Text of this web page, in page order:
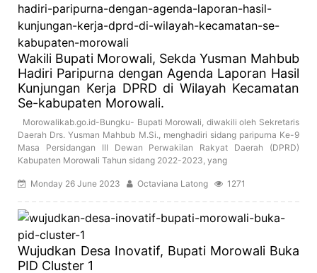
Wakili Bupati Morowali, Sekda Yusman Mahbub
Hadiri Paripurna dengan Agenda Laporan Hasil
Kunjungan Kerja DPRD di Wilayah Kecamatan
Se-kabupaten Morowali.
Morowalikab.go.id-Bungku- Bupati Morowali, diwakili oleh Sekretaris
Daerah Drs. Yusman Mahbub M.Si., menghadiri sidang paripurna Ke-9
Masa Persidangan III Dewan Perwakilan Rakyat Daerah (DPRD)
Kabupaten Morowali Tahun sidang 2022-2023, yang
Monday 26 June 2023 Octaviana Latong 1271
Wujudkan Desa Inovatif, Bupati Morowali Buka
PID Cluster 1